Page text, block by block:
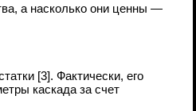
а насколько они ценны —
[3]. Фактически, его
каскада за счет